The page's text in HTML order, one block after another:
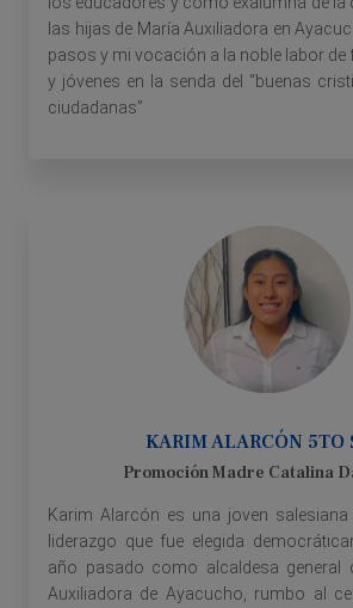
las hijas de María Auxiliadora en
pasos y mi vocación a la noble labor
y jóvenes en la senda del “buenas
ciudadanas”
KARIM ALARCÓN 5TO
Promoción Madre Catalina
Karim Alarcón es una joven salesiana entusiasta y con
liderazgo que fue elegida democráticamente
año pasado como alcaldesa general
Auxiliadora de Ayacucho, rumbo al